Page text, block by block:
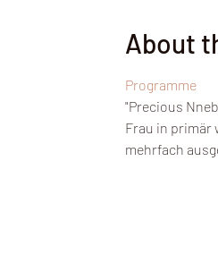
About
Programme
"Precious
Frau in primär
mehrfach